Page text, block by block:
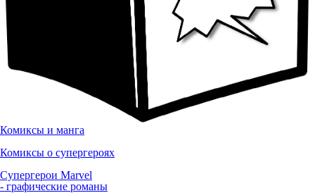
Комиксы и манга
Комиксы о супергероях
Супергерои Marvel
- графические романы